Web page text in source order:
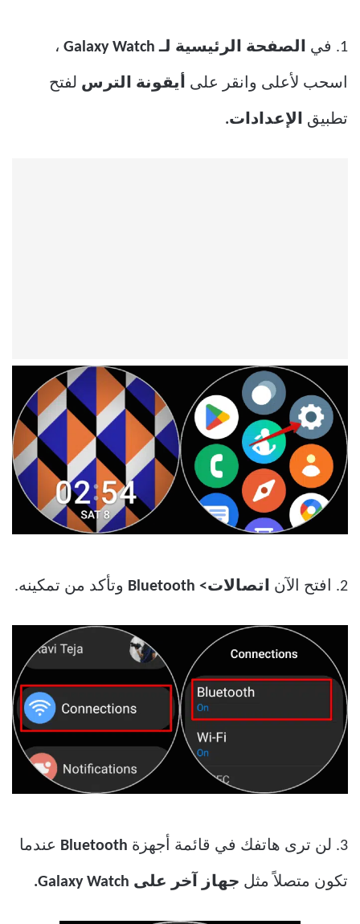
1. في الصفحة الرئيسية لـ Galaxy Watch ،
اسحب لأعلى وانقر على أيقونة الترس لفتح
تطبيق الإعدادات.
2. افتح الآن اتصالات> Bluetooth وتأكد من تمكينه.
3. لن ترى هاتفك في قائمة أجهزة Bluetooth عندما
تكون متصلاً مثل جهاز آخر على Galaxy Watch.